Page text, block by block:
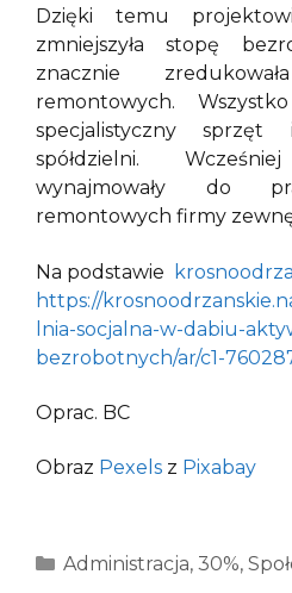
Dzięki temu
zmniejszyła stopę
znacznie
remontowych.
specjalistyczny
spółdzielni.
wynajmowały do
remontowych firmy
Na podstawie
https://
lnia-socjalna-w-dabiu-
bezrobotnych/ar/c1-
Oprac. BC
Obraz Pexels z Pixabay
Kategorie
Administracja, 30%,